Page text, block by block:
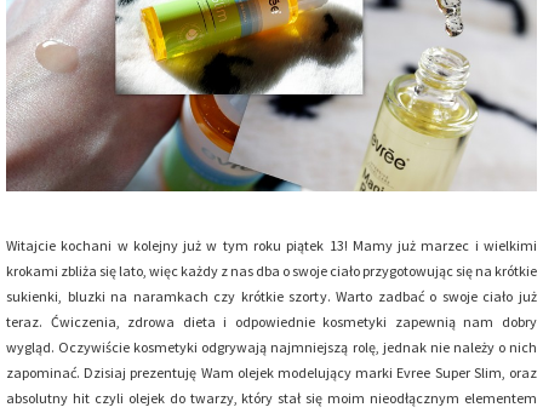
Witajcie kochani w kolejny już w tym roku piątek 13! Mamy już marzec i wielkimi
krokami zbliża się lato, więc każdy z nas dba o swoje ciało przygotowując się na krótkie
sukienki, bluzki na naramkach czy krótkie szorty. Warto zadbać o swoje ciało już
teraz. Ćwiczenia, zdrowa dieta i odpowiednie kosmetyki zapewnią nam dobry
wygląd. Oczywiście kosmetyki odgrywają najmniejszą rolę, jednak nie należy o nich
zapominać. Dzisiaj prezentuję Wam olejek modelujący marki Evree Super Slim, oraz
absolutny hit czyli olejek do twarzy, który stał się moim nieodłącznym elementem